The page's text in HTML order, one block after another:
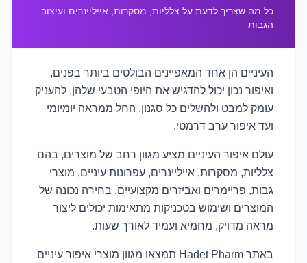
כל מה שצריך לדעת על צלליות, מסקרות, אייליינרים ועיצוב
הגבות
העיניים הן אחד המאפיינים הבולטים ביותר בפנים,
ואיפור נכון יכול להדגיש את היופי הטבעי שלהן, להעניק
עומק למבט ולהשלים כל סגנון, החל ממראה יומיומי
ועד איפור ערב דרמטי.
עולם איפור העיניים מציע מגוון רחב של מוצרים, בהם
צלליות, מסקרות, אייליינרים, עפרונות עיניים, מוצרי
גבות, פריימרים ואביזרים מקצועיים. בחירה נכונה של
המוצרים ושימוש בטכניקות מתאימות יכולים ליצור
מראה מדויק, מחמיא ועמיד לאורך שעות.
באתר Hadet Pharm תמצאו מגוון מוצרי איפור עיניים